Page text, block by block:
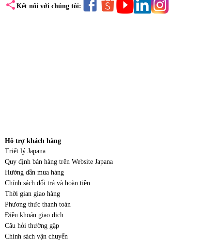
share Kết nối với chúng tôi:
Hỗ trợ khách hàng
Triết lý Japana
Quy định bán hàng trên Website Japana
Hướng dẫn mua hàng
Chính sách đổi trả và hoàn tiền
Thời gian giao hàng
Phương thức thanh toán
Điều khoản giao dịch
Câu hỏi thường gặp
Chính sách vận chuyển